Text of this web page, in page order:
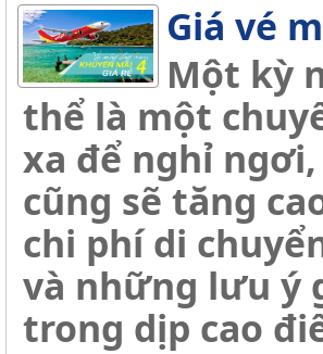
Giá vé
Một kỳ
thể là một
xa để nghỉ
cũng sẽ tăng
chi phí di
và những lưu ý
trong dịp cao